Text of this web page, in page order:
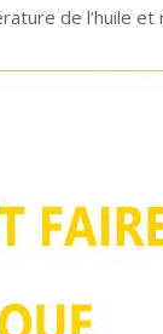
de l’huile